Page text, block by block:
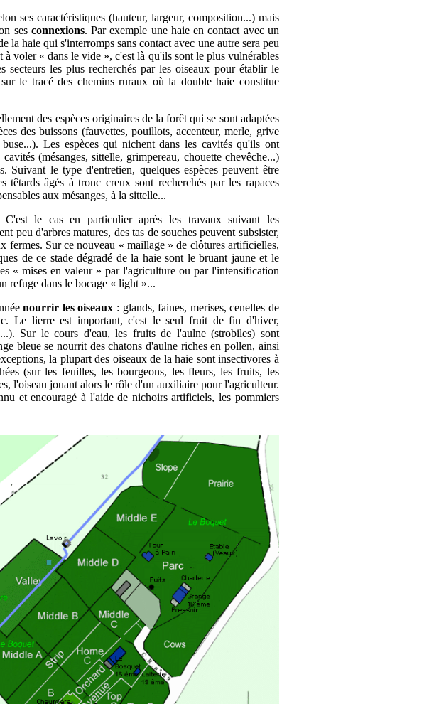
ses caractéristiques (hauteur, largeur, composition...) mais
ses connexions. Par exemple une haie en contact avec un
la haie qui s'interromps sans contact avec une autre sera peu
à voler « dans le vide », c'est là qu'ils sont le plus vulnérables
secteurs les plus recherchés par les oiseaux pour établir le
le tracé des chemins ruraux où la double haie constitue
des espèces originaires de la forêt qui se sont adaptées
des buissons (fauvettes, pouillots, accenteur, merle, grive
Les espèces qui nichent dans les cavités qu'ils ont
(mésanges, sittelle, grimpereau, chouette chevêche...)
Suivant le type d'entretien, quelques espèces peuvent être
âgés à tronc creux sont recherchés par les rapaces
aux mésanges, à la sittelle...
le cas en particulier après les travaux suivant les
peu d'arbres matures, des tas de souches peuvent subsister,
fermes. Sur ce nouveau « maillage » de clôtures artificielles,
de ce stade dégradé de la haie sont le bruant jaune et le
« mises en valeur » par l'agriculture ou par l'intensification
refuge dans le bocage « light »...
nourrir les oiseaux : glands, faines, merises, cenelles de
Le lierre est important, c'est le seul fruit de fin d'hiver,
Sur le cours d'eau, les fruits de l'aulne (strobiles) sont
bleue se nourrit des chatons d'aulne riches en pollen, ainsi
la plupart des oiseaux de la haie sont insectivores à
(sur les feuilles, les bourgeons, les fleurs, les fruits, les
l'oiseau jouant alors le rôle d'un auxiliaire pour l'agriculteur.
et encouragé à l'aide de nichoirs artificiels, les pommiers